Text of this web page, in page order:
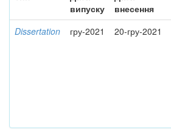
випуску
внесення
Dissertation гру-2021 20-гру-2021